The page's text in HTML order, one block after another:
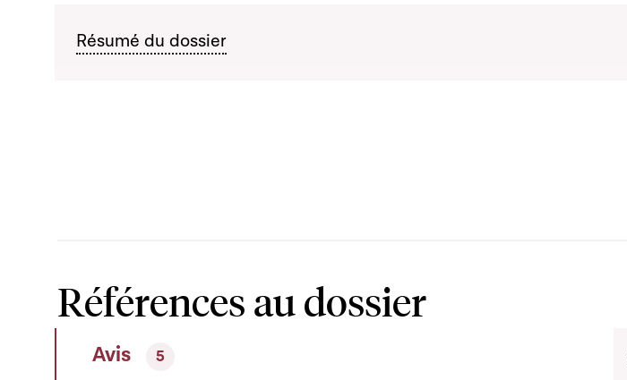
Résumé du dossier
Références au dossier
Avis 5